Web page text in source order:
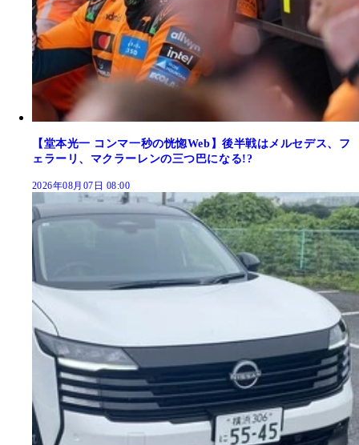
【堂本光一 コンマ一秒の恍惚Web】後半戦はメルセデス、フ
ェラーリ、マクラーレンの三つ巴になる!?
2026年08月07日 08:00